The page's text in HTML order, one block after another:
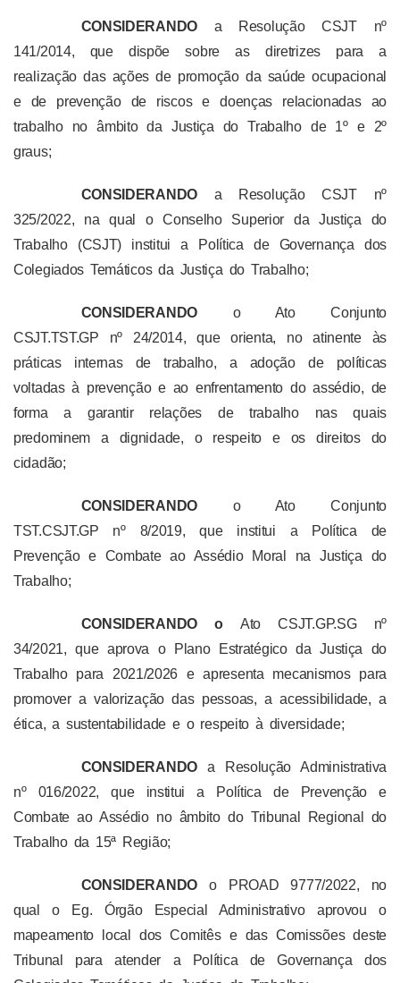
CONSIDERANDO a Resolução CSJT nº
141/2014, que dispõe sobre as diretrizes para a
realização das ações de promoção da saúde ocupacional
e de prevenção de riscos e doenças relacionadas ao
trabalho no âmbito da Justiça do Trabalho de 1º e 2º
graus;
CONSIDERANDO a Resolução CSJT nº
325/2022, na qual o Conselho Superior da Justiça do
Trabalho (CSJT) institui a Política de Governança dos
Colegiados Temáticos da Justiça do Trabalho;
CONSIDERANDO o Ato Conjunto
CSJT.TST.GP nº 24/2014, que orienta, no atinente às
práticas internas de trabalho, a adoção de políticas
voltadas à prevenção e ao enfrentamento do assédio, de
forma a garantir relações de trabalho nas quais
predominem a dignidade, o respeito e os direitos do
cidadão;
CONSIDERANDO o Ato Conjunto
TST.CSJT.GP nº 8/2019, que institui a Política de
Prevenção e Combate ao Assédio Moral na Justiça do
Trabalho;
CONSIDERANDO oAto CSJT.GP.SG nº
34/2021, que aprova o Plano Estratégico da Justiça do
Trabalho para 2021/2026 e apresenta mecanismos para
promover a valorização das pessoas, a acessibilidade, a
ética, a sustentabilidade e o respeito à diversidade;
CONSIDERANDOa Resolução Administrativa
nº 016/2022, que institui a Política de Prevenção e
Combate ao Assédio no âmbito do Tribunal Regional do
Trabalho da 15ª Região;
CONSIDERANDOo PROAD 9777/2022, no
qual o Eg. Órgão Especial Administrativo aprovou o
mapeamento local dos Comitês e das Comissões deste
Tribunal para atender a Política de Governança dos